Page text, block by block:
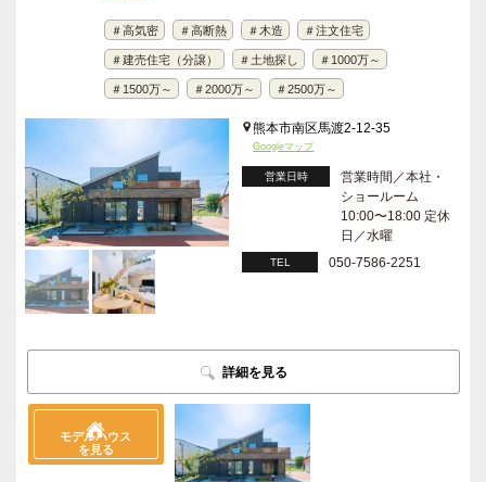
＃高気密 ＃高断熱 ＃木造 ＃注文住宅
＃建売住宅（分譲） ＃土地探し ＃1000万～
＃1500万～ ＃2000万～ ＃2500万～
熊本市南区馬渡2-12-35
Googleマップ
営業日時
営業時間／本社・
ショールーム
10:00〜18:00 定休
日／水曜
TEL 050-7586-2251
詳細を見る
モデルハウス
を見る